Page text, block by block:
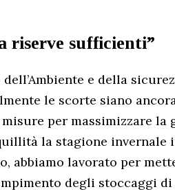
riserve sufficienti”
e della
le scorte siano
per massimizzare la
la stagione invernale
abbiamo lavorato per
degli stoccaggi di